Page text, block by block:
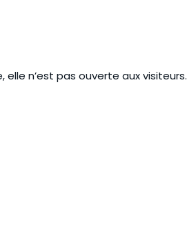
n’est pas ouverte aux visiteurs.